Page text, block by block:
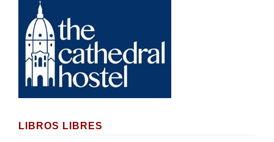
LIBROS LIBRES